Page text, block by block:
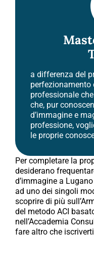
a differenza del
professionale
che, pur
d’immagine e
professione,
le proprie
Per completare la
desiderano
d’immagine a
ad uno dei singoli
scoprire di più
del metodo ACI
nell’Accademia
fare altro che